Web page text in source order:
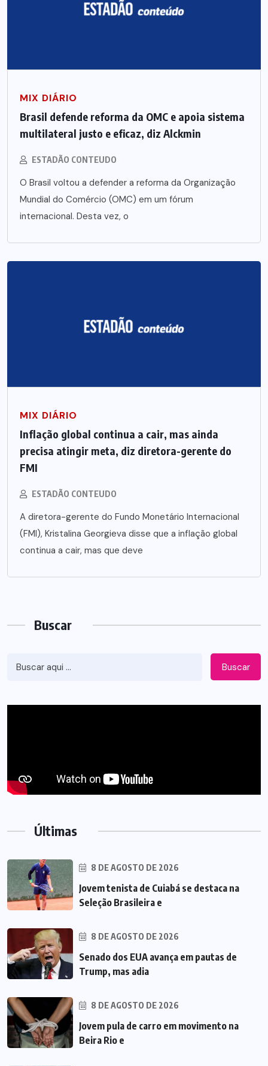
MIX DIÁRIO
Brasil defende reforma da OMC e apoia sistema
multilateral justo e eficaz, diz Alckmin
ESTADÃO CONTEUDO
O Brasil voltou a defender a reforma da Organização
Mundial do Comércio (OMC) em um fórum
internacional. Desta vez, o
MIX DIÁRIO
Inflação global continua a cair, mas ainda
precisa atingir meta, diz diretora-gerente do
FMI
ESTADÃO CONTEUDO
A diretora-gerente do Fundo Monetário Internacional
(FMI), Kristalina Georgieva disse que a inflação global
continua a cair, mas que deve
Buscar
Buscar
Últimas
8 DE AGOSTO DE 2026
Jovem tenista de Cuiabá se destaca na
Seleção Brasileira e
8 DE AGOSTO DE 2026
Senado dos EUA avança em pautas de
Trump, mas adia
8 DE AGOSTO DE 2026
Jovem pula de carro em movimento na
Beira Rio e